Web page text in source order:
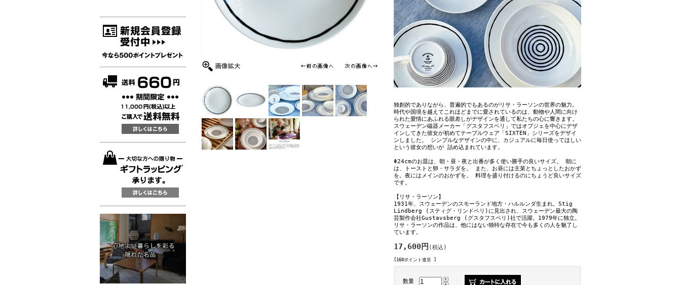
独創的でありながら、普遍的でもあるのがリサ・ラーソンの世界の魅力。
時代や国境を越えてこれほどまでに愛されているのは、動物や人間に向け
られた愛情にあふれる眼差しがデザインを通して私たちの心に響きます。
スウェーデン磁器メーカー「グスタフスベリ」ではオブジェを中心にデザ
インしてきた彼女が初めてテーブルウェア「SIXTEN」シリーズをデザイ
ンしました。 シンプルなデザインの中に、カジュアルに毎日使ってほしい
という彼女の想いが 詰め込まれています。
Φ24cmのお皿は、朝・昼・夜と出番が多く使い勝手の良いサイズ。 朝に
は、トーストと卵・サラダを。 また、お昼には主菜とちょっとしたおかず
を。夜にはメインのおかずを。 料理を盛り付けるのにちょうど良いサイズ
です。
【リサ・ラーソン】
1931年、スウェーデンのスモーランド地方・ハルルンダ生まれ。Stig
Lindberg (スティグ・リンドベリ)に見出され、スウェーデン最大の陶
芸製作会社Gustavsberg (グスタフスベリ)社で活躍。1979年に独立。
リサ・ラーソンの作品は、他にはない独特な存在で今も多くの人を魅了し
ています。
17,600円 (税込)
[160ポイント進呈 ]
数量